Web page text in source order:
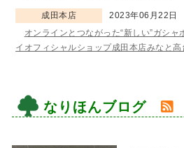
成田本店
2023年06月22日
オンラインとつながった“新しい”ガシ
イオフィシャルショップ成田本店みなと高
なりほんブログ